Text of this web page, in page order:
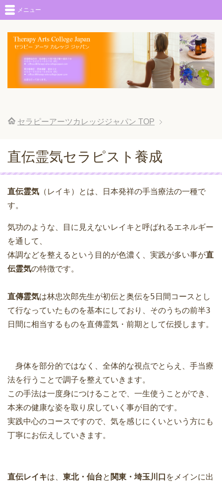
メニュー
セラピーアーツカレッジジャパン TOP
直伝霊気セラピスト養成
直伝霊気 （レイキ）とは、日本発祥の手当療法の一種で
す。
気功のような、目に見えないレイキと呼ばれるエネルギー
を通して、
体調などを整えるという目的が色濃く、実践が多い事が直
伝霊気の特徴です。
直傳霊気は林忠次郎先生が初伝と奥伝を5日間コースとし
て行なっていたものを基本にしており、そのうちの前半3
日間に相当するものを直傳霊気・前期として伝授します。
身体を部分的ではなく、全体的な視点でとらえ、手当療
法を行うことで調子を整えていきます。
この手法は一度身につけることで、一生使うことができ、
本来の健康な姿を取り戻していく事が目的です。
実践中心のコースですので、気を感じにくいという方にも
丁寧にお伝えしていきます。
直伝レイキは、 東北・仙台と 関東・埼玉川口 をメインに出